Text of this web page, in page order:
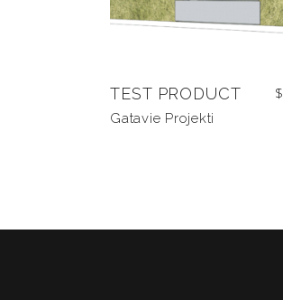
TEST PRODUCT $
Gatavie Projekti